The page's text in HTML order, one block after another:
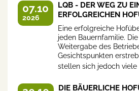
07.10
2026
LQB - DER WEG ZU
ERFOLGREICHEN
Eine erfolgreiche
jeden Bauernfamilie.
Weitergabe des
Gesichtspunkten
stellen sich jedoch viele
DIE BÄUERLICHE